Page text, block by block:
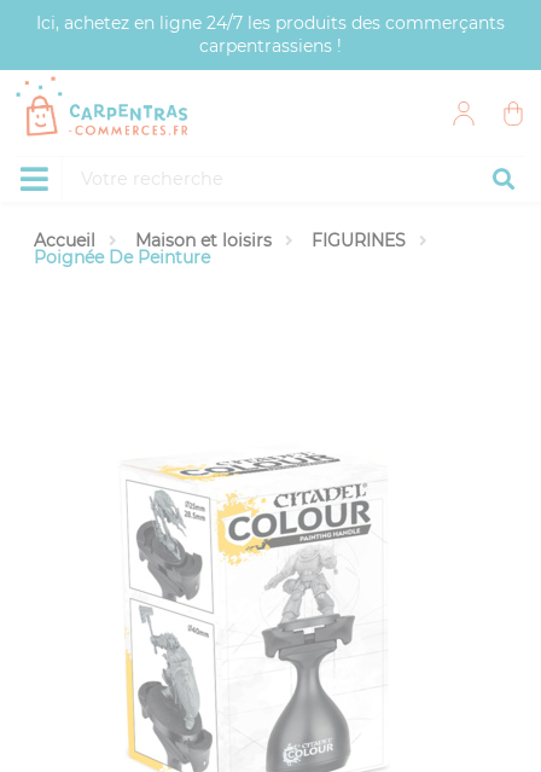
Ici, achetez en ligne 24/7 les produits des commerçants
carpentrassiens !
Accueil Maison et loisirs FIGURINES
Poignée De Peinture
Panneau de gestion des cookies